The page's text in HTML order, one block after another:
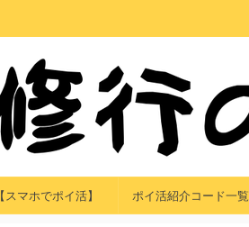
【スマホでポイ活】 ポイ活紹介コード一覧